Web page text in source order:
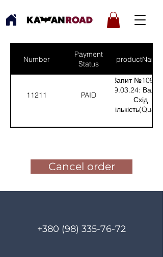
Number
Payment
Status
productNames
11211 PAID
Запит №1099
29.03.24:
Схід
Cancel order
+380 (98) 335-76-72